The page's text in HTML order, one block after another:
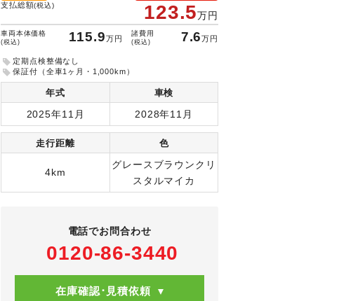
支払総額(税込) 123.5万円
車両本体価格
(税込) 115.9万円
諸費用
(税込) 7.6万円
定期点検整備なし
保証付（全車1ヶ月・1,000km）
年式 車検
2025年11月 2028年11月
走行距離 色
4km
グレースブラウンクリ
スタルマイカ
電話でお問合わせ
0120-86-3440
在庫確認･見積依頼